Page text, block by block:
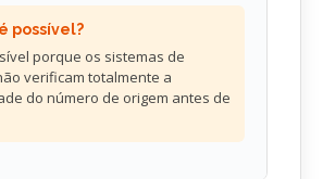
possível?
porque os sistemas de
verificam totalmente a
do número de origem antes de